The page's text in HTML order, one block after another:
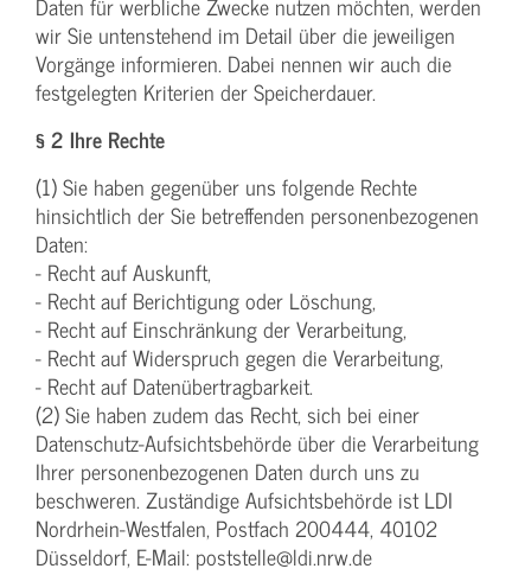
wir Sie untenstehend im Detail über die jeweiligen
Vorgänge informieren. Dabei nennen wir auch die
festgelegten Kriterien der Speicherdauer.
§ 2 Ihre Rechte
(1) Sie haben gegenüber uns folgende Rechte
hinsichtlich der Sie betreffenden personenbezogenen
Daten:
- Recht auf Auskunft,
- Recht auf Berichtigung oder Löschung,
- Recht auf Einschränkung der Verarbeitung,
- Recht auf Widerspruch gegen die Verarbeitung,
- Recht auf Datenübertragbarkeit.
(2) Sie haben zudem das Recht, sich bei einer
Datenschutz-Aufsichtsbehörde über die Verarbeitung
Ihrer personenbezogenen Daten durch uns zu
beschweren. Zuständige Aufsichtsbehörde ist LDI
Nordrhein-Westfalen, Postfach 200444, 40102
Düsseldorf, E-Mail: poststelle@ldi.nrw.de